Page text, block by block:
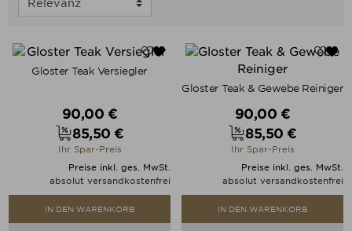
Gloster Teak Versiegler
Verkaufspreis
90,00 €
Preis
85,50 €
Ihr Spar-Preis
Preise inkl. ges. MwSt.
absolut versandkostenfrei
IN DEN WARENKORB
Gloster Teak & Gewebe Reiniger
Verkaufspreis
90,00 €
Preis
85,50 €
Ihr Spar-Preis
Preise inkl. ges. MwSt.
absolut versandkostenfrei
IN DEN WARENKORB